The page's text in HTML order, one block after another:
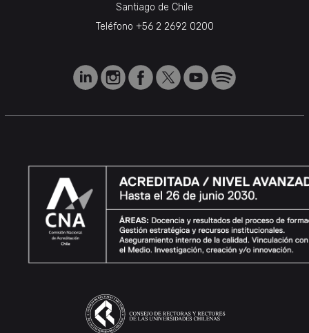
Santiago de Chile
Teléfono +56 2 2692 0200